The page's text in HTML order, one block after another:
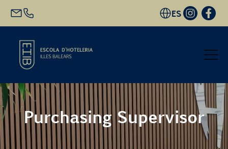
ES
Inicio
Oferta académica
Purchasing Supervisor